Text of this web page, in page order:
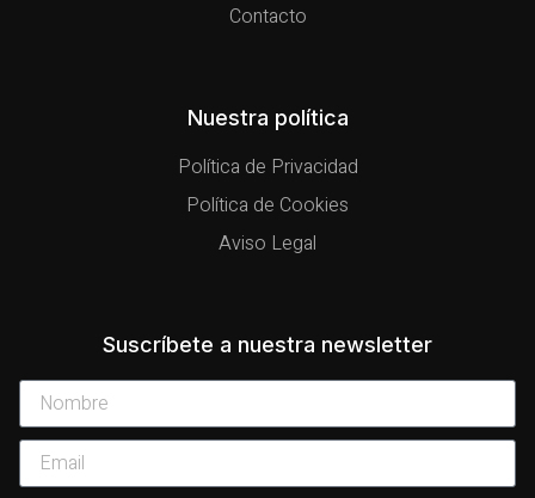
Contacto
Nuestra política
Política de Privacidad
Política de Cookies
Aviso Legal
Suscríbete a nuestra newsletter